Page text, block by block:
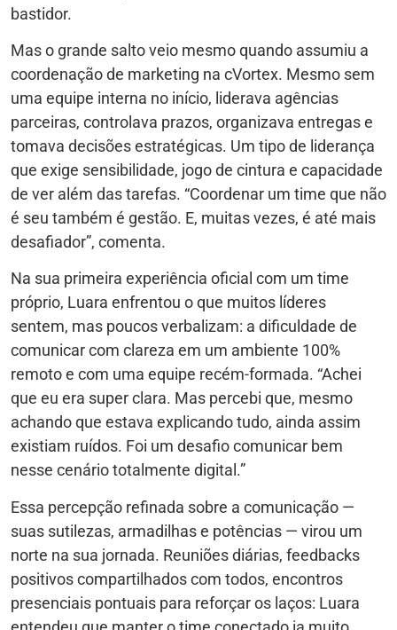
bastidor.
Mas o grande salto veio mesmo quando assumiu a
coordenação de marketing na cVortex. Mesmo sem
uma equipe interna no início, liderava agências
parceiras, controlava prazos, organizava entregas e
tomava decisões estratégicas. Um tipo de liderança
que exige sensibilidade, jogo de cintura e capacidade
de ver além das tarefas. “Coordenar um time que não
é seu também é gestão. E, muitas vezes, é até mais
desafiador”, comenta.
Na sua primeira experiência oficial com um time
próprio, Luara enfrentou o que muitos líderes
sentem, mas poucos verbalizam: a dificuldade de
comunicar com clareza em um ambiente 100%
remoto e com uma equipe recém-formada. “Achei
que eu era super clara. Mas percebi que, mesmo
achando que estava explicando tudo, ainda assim
existiam ruídos. Foi um desafio comunicar bem
nesse cenário totalmente digital.”
Essa percepção refinada sobre a comunicação —
suas sutilezas, armadilhas e potências — virou um
norte na sua jornada. Reuniões diárias, feedbacks
positivos compartilhados com todos, encontros
presenciais pontuais para reforçar os laços: Luara